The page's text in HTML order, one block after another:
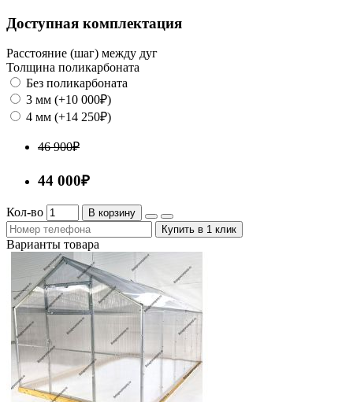
Доступная комплектация
Расстояние (шаг) между дуг
Толщина поликарбоната
Без поликарбоната
3 мм (+10 000₽)
4 мм (+14 250₽)
46 900₽
44 000₽
Кол-во
В корзину
Купить в 1 клик
Варианты товара